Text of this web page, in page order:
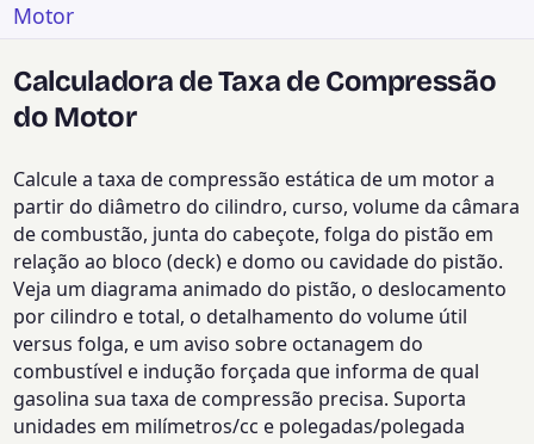
Motor
Calculadora de Taxa de Compressão
do Motor
Calcule a taxa de compressão estática de um motor a
partir do diâmetro do cilindro, curso, volume da câmara
de combustão, junta do cabeçote, folga do pistão em
relação ao bloco (deck) e domo ou cavidade do pistão.
Veja um diagrama animado do pistão, o deslocamento
por cilindro e total, o detalhamento do volume útil
versus folga, e um aviso sobre octanagem do
combustível e indução forçada que informa de qual
gasolina sua taxa de compressão precisa. Suporta
unidades em milímetros/cc e polegadas/polegada